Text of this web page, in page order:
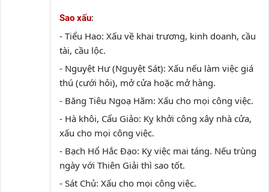
Sao xấu:
- Tiểu Hao: Xấu về khai trương, kinh doanh, cầu
tài, cầu lộc.
- Nguyệt Hư (Nguyệt Sát): Xấu nếu làm việc giá
thú (cưới hỏi), mở cửa hoặc mở hàng.
- Băng Tiêu Ngoạ Hãm: Xấu cho mọi công việc.
- Hà khôi, Cẩu Giảo: Kỵ khởi công xây nhà cửa,
xấu cho mọi công việc.
- Bạch Hổ Hắc Đạo: Kỵ việc mai táng. Nếu trùng
ngày với Thiên Giải thì sao tốt.
- Sát Chủ: Xấu cho mọi công việc.